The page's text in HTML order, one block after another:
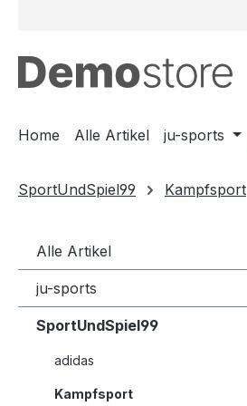
Home Alle Artikel ju-sports
SportUndSpiel99 Kampfsport
Alle Artikel
ju-sports
SportUndSpiel99
adidas
Kampfsport